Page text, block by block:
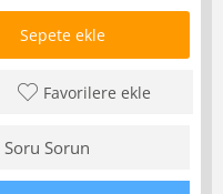
Sepete ekle
Favorilere ekle
Sorun